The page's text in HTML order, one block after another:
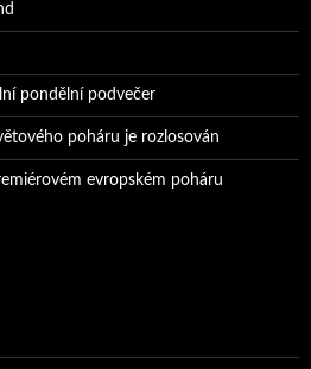
pondělní podvečer
poháru je rozlosován
evropském poháru